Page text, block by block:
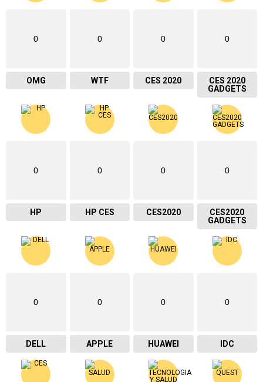
0
OMG
0
WTF
0
CES 2020
0
CES 2020
GADGETS
0
HP
0
HP CES
0
CES2020
0
CES2020
GADGETS
0
DELL
0
APPLE
0
HUAWEI
0
IDC